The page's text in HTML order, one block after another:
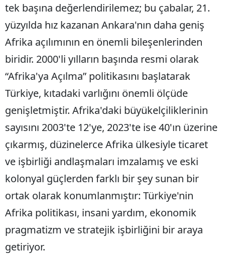
tek başına değerlendirilemez; bu çabalar, 21.
yüzyılda hız kazanan Ankara'nın daha geniş
Afrika açılımının en önemli bileşenlerinden
biridir. 2000'li yılların başında resmi olarak
“Afrika'ya Açılma” politikasını başlatarak
Türkiye, kıtadaki varlığını önemli ölçüde
genişletmiştir. Afrika'daki büyükelçiliklerinin
sayısını 2003'te 12'ye, 2023'te ise 40'ın üzerine
çıkarmış, düzinelerce Afrika ülkesiyle ticaret
ve işbirliği andlaşmaları imzalamış ve eski
kolonyal güçlerden farklı bir şey sunan bir
ortak olarak konumlanmıştır: Türkiye'nin
Afrika politikası, insani yardım, ekonomik
pragmatizm ve stratejik işbirliğini bir araya
getiriyor.